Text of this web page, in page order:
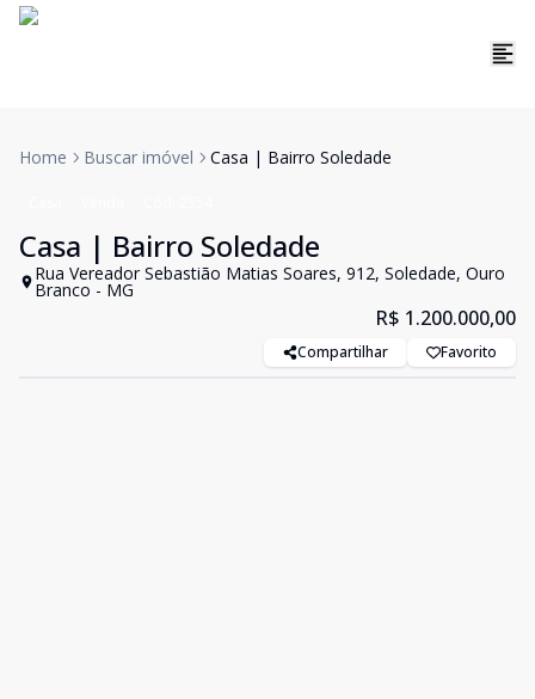
Home Buscar imóvel Casa | Bairro Soledade
Casa | Bairro Soledade
Rua Vereador Sebastião Matias Soares, 912, Soledade, Ouro
Branco - MG
R$ 1.200.000,00
Compartilhar Favorito